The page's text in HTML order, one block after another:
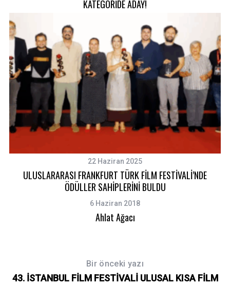
KATEGORİDE ADAY!
22 Haziran 2025
ULUSLARARASI FRANKFURT TÜRK FİLM FESTİVALİ’NDE
ÖDÜLLER SAHİPLERİNİ BULDU
6 Haziran 2018
Ahlat Ağacı
Bir önceki yazı
43. İSTANBUL FİLM FESTİVALİ ULUSAL KISA FİLM